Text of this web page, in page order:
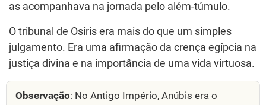
as acompanhava na jornada pelo além-túmulo.
O tribunal de Osíris era mais do que um simples
julgamento. Era uma afirmação da crença egípcia na
justiça divina e na importância de uma vida virtuosa.
Observação: No Antigo Império, Anúbis era o